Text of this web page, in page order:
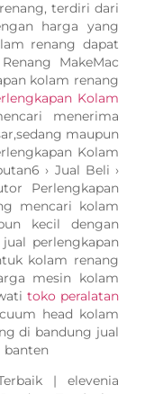
terdiri dari
harga yang
renang dapat
MakeMac
kolam renang
Kolam
menerima
maupun
Kolam
› Jual Beli ›
Perlengkapan
mencari kolam
kecil dengan
perlengkapan
kolam renang
mesin kolam
toko peralatan
head kolam
di bandung jual
banten
| elevenia